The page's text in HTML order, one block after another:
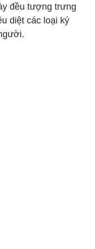
đều tượng trưng
diệt các loại ký